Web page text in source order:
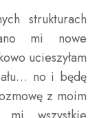
strukturach
mi nowe
ucieszyłam
no i będę
z moim